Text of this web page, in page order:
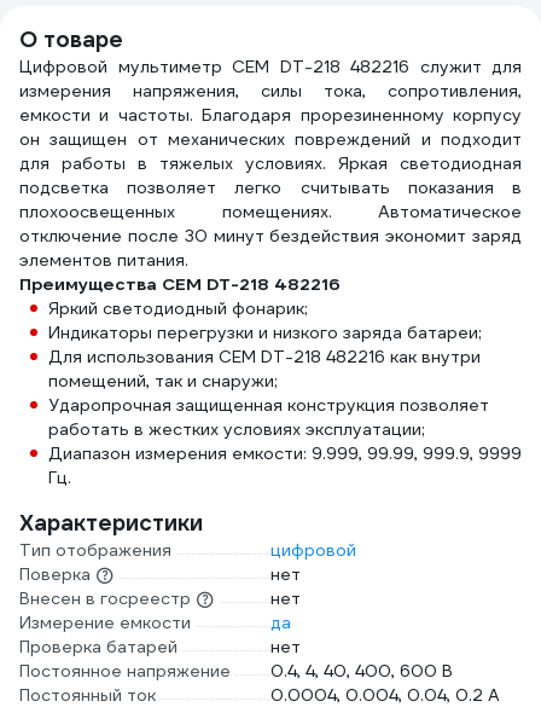
О товаре
Цифровой мультиметр СЕМ DT-218 482216 служит для
измерения напряжения, силы тока, сопротивления,
емкости и частоты. Благодаря прорезиненному корпусу
он защищен от механических повреждений и подходит
для работы в тяжелых условиях. Яркая светодиодная
подсветка позволяет легко считывать показания в
плохоосвещенных помещениях. Автоматическое
отключение после 30 минут бездействия экономит заряд
элементов питания.
Преимущества СЕМ DT-218 482216
Яркий светодиодный фонарик;
Индикаторы перегрузки и низкого заряда батареи;
Для использования СЕМ DT-218 482216 как внутри
помещений, так и снаружи;
Ударопрочная защищенная конструкция позволяет
работать в жестких условиях эксплуатации;
Диапазон измерения емкости: 9.999, 99.99, 999.9, 9999
Гц.
Характеристики
Тип отображения
цифровой
Поверка
нет
Внесен в госреестр
нет
Измерение емкости
да
Проверка батарей
нет
Постоянное напряжение
0.4, 4, 40, 400, 600 В
Постоянный ток
0.0004, 0.004, 0.04, 0.2 А